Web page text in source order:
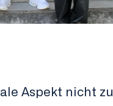
Aspekt nicht zu